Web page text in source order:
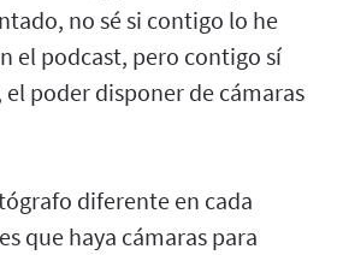
no sé si contigo lo he
el podcast, pero contigo sí
poder disponer de cámaras
diferente en cada
que haya cámaras para